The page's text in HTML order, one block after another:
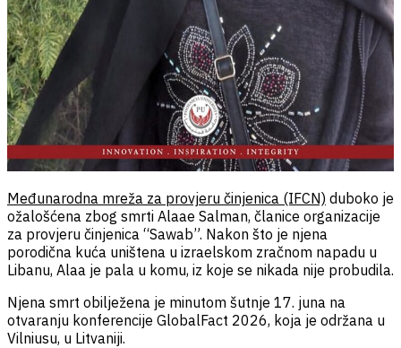
Međunarodna mreža za provjeru činjenica (IFCN) duboko je
ožalošćena zbog smrti Alaae Salman, članice organizacije
za provjeru činjenica “Sawab”. Nakon što je njena
porodična kuća uništena u izraelskom zračnom napadu u
Libanu, Alaa je pala u komu, iz koje se nikada nije probudila.
Njena smrt obilježena je minutom šutnje 17. juna na
otvaranju konferencije GlobalFact 2026, koja je održana u
Vilniusu, u Litvaniji.